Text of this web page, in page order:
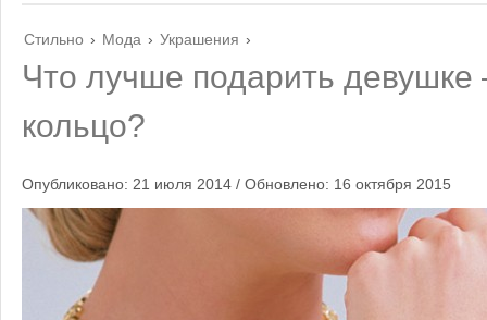
Стильно › Мода › Украшения ›
Что лучше подарить девушке
кольцо?
Опубликовано: 21 июля 2014 / Обновлено: 16 октября 2015